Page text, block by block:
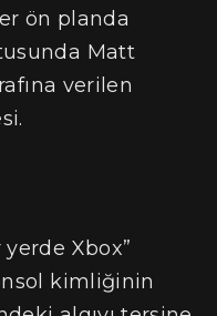
ön planda
Matt
verilen
Xbox”
kimliğinin